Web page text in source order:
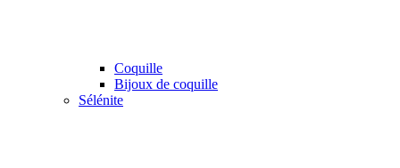
Coquille
Bijoux de coquille
Sélénite